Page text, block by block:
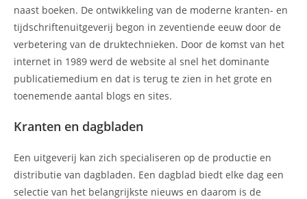
naast boeken. De ontwikkeling van de moderne kranten- en
tijdschriftenuitgeverij begon in zeventiende eeuw door de
verbetering van de druktechnieken. Door de komst van het
internet in 1989 werd de website al snel het dominante
publicatiemedium en dat is terug te zien in het grote en
toenemende aantal blogs en sites.
Kranten en dagbladen
Een uitgeverij kan zich specialiseren op de productie en
distributie van dagbladen. Een dagblad biedt elke dag een
selectie van het belangrijkste nieuws en daarom is de